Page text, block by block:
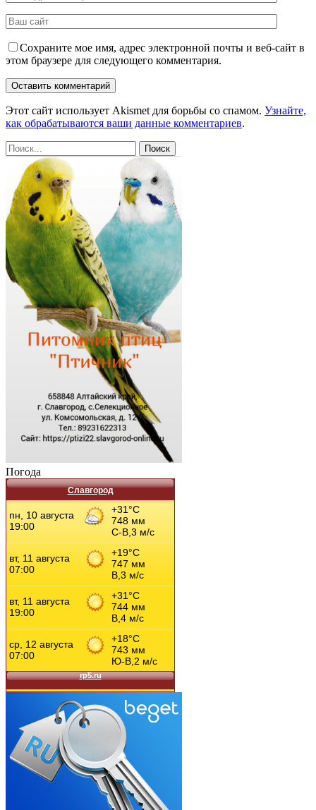
Сохраните мое имя, адрес электронной почты и веб-сайт в
этом браузере для следующего комментария.
Этот сайт использует Akismet для борьбы со спамом. Узнайте,
как обрабатываются ваши данные комментариев.
Погода
Славгород